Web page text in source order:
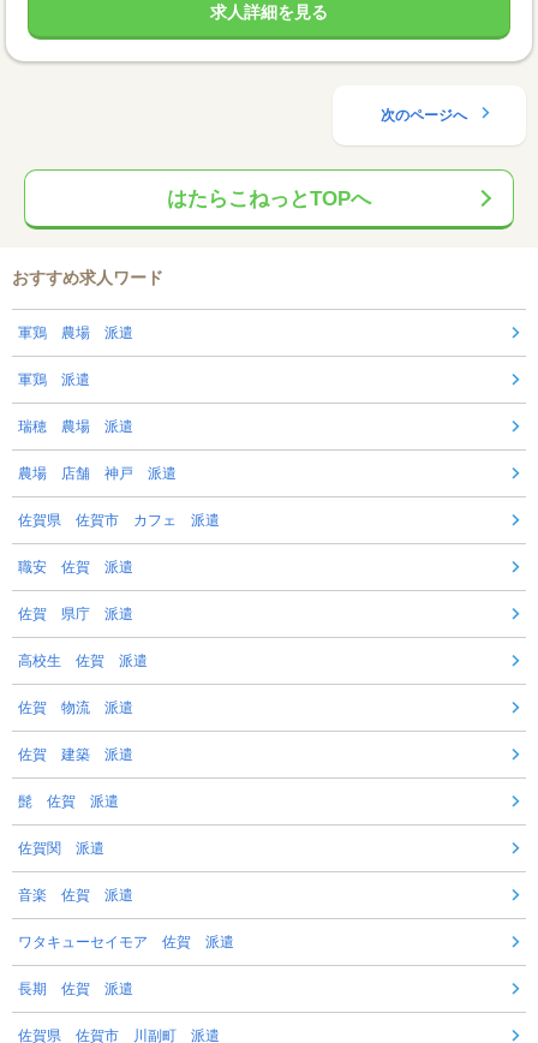
求人詳細を見る
次のページへ
はたらこねっとTOPへ
おすすめ求人ワード
軍鶏 農場 派遣
軍鶏 派遣
瑞穂 農場 派遣
農場 店舗 神戸 派遣
佐賀県 佐賀市 カフェ 派遣
職安 佐賀 派遣
佐賀 県庁 派遣
高校生 佐賀 派遣
佐賀 物流 派遣
佐賀 建築 派遣
髭 佐賀 派遣
佐賀関 派遣
音楽 佐賀 派遣
ワタキューセイモア 佐賀 派遣
長期 佐賀 派遣
佐賀県 佐賀市 川副町 派遣